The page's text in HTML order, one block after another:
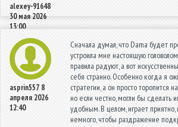
alexey-91648
30 мая 2026
13:00
asprin557 8
апреля 2026
12:40
Сначала думал, что Dama будет
устроила мне настоящую
правила радуют, а вот
себя странно. Особенно когда я
стратегии, а он просто торопится
но если честно, могли бы сделать
удобным. В целом, играет приятно,
немного, чтобы раздражение